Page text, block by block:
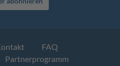
FAQ
Partnerprogramm